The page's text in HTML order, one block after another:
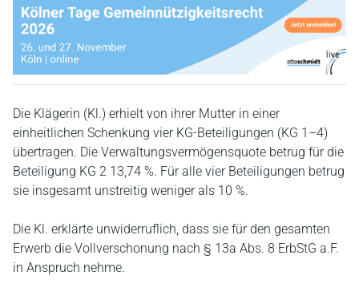
Die Klägerin (Kl.) erhielt von ihrer Mutter in einer
einheitlichen Schenkung vier KG-Beteiligungen (KG 1–4)
übertragen. Die Verwaltungsvermögensquote betrug für die
Beteiligung KG 2 13,74 %. Für alle vier Beteiligungen betrug
sie insgesamt unstreitig weniger als 10 %.
Die Kl. erklärte unwiderruflich, dass sie für den gesamten
Erwerb die Vollverschonung nach § 13a Abs. 8 ErbStG a.F.
in Anspruch nehme.